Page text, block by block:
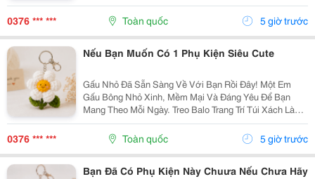
Yêu Và Những Món Đồ Có Dấu Ấn Riêng. Từ Chiếc Balo
Đi Học, Túi Xách Đi Chơi Đến Chùm Chìa Khóa Quen
Thuộc,...
0376 *** *** Toàn quốc 5 giờ trước
Nếu Bạn Muốn Có 1 Phụ Kiện Siêu Cute
Gấu Nhỏ Đã Sẵn Sàng Về Với Bạn Rồi Đây! Một Em
Gấu Bông Nhỏ Xinh, Mềm Mại Và Đáng Yêu Để Bạn
Mang Theo Mỗi Ngày. Treo Balo Trang Trí Túi Xách Làm
Móc Khóa Tặng Người Bạn Yêu Quý
Gocnhohandmade.com Không Cần Quá Nhiều Phụ
Kiện, Chỉ Một Em Gấu...
0376 *** *** Toàn quốc 5 giờ trước
Bạn Đã Có Phụ Kiện Này Chuưa Nếu Chưa Hãy